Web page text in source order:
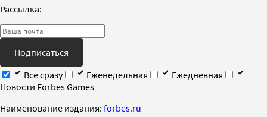
Рассылка:
Подписаться
Все сразу
Еженедельная
Ежедневная
Новости Forbes Games
Наименование издания: forbes.ru